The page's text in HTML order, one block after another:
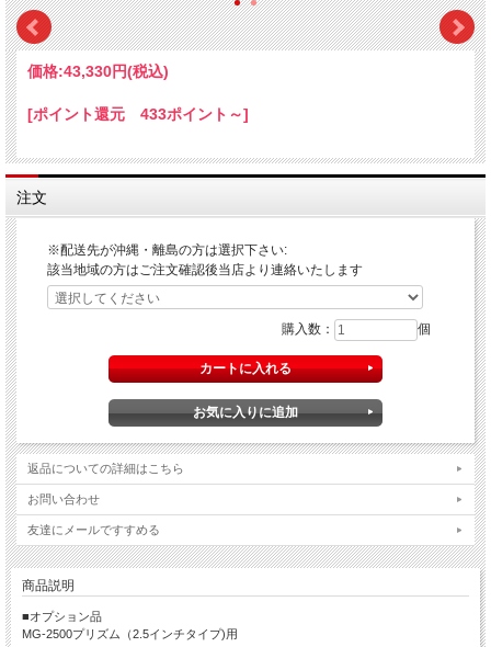
価格:43,330円(税込)
[ポイント還元 433ポイント～]
注文
※配送先が沖縄・離島の方は選択下さい:
該当地域の方はご注文確認後当店より連絡いたします
購入数： 個
返品についての詳細はこちら
お問い合わせ
友達にメールですすめる
商品説明
■オプション品
MG-2500プリズム（2.5インチタイプ)用